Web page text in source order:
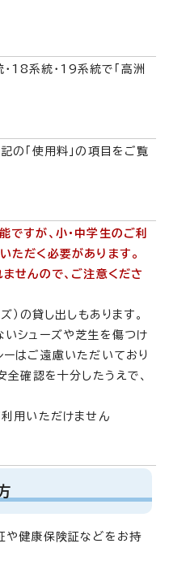
18系統・19系統で「高洲
の「使用料」の項目をご覧
すが、小・中学生のご利
ただく必要があります。
せんので、ご注意くださ
）の貸し出しもあります。
いシューズや芝生を傷つけ
ーはご遠慮いただいており
全確認を十分したうえで、
用いただけません
や健康保険証などをお持